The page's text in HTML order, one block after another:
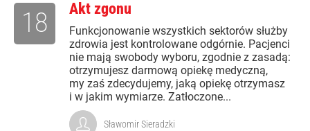
Akt zgonu
Funkcjonowanie wszystkich sektorów służby
zdrowia jest kontrolowane odgórnie. Pacjenci
nie mają swobody wyboru, zgodnie z zasadą:
otrzymujesz darmową opiekę medyczną,
my zaś zdecydujemy, jaką opiekę otrzymasz
i w jakim wymiarze. Zatłoczone...
18
Sławomir Sieradzki